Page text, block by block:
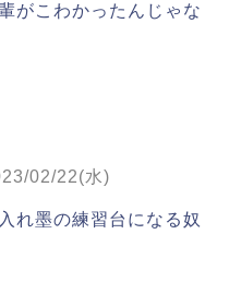
がこわかったんじゃな
02/22(水)
れ墨の練習台になる奴